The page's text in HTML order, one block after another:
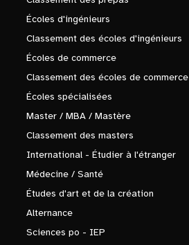
Écoles d'ingénieurs
Classement des écoles d'ingénieurs
Écoles de commerce
Classement des écoles de commerce
Écoles spécialisées
Master / MBA / Mastère
Classement des masters
International - Étudier à l'étranger
Médecine / Santé
Études d'art et de la création
Alternance
Sciences po - IEP